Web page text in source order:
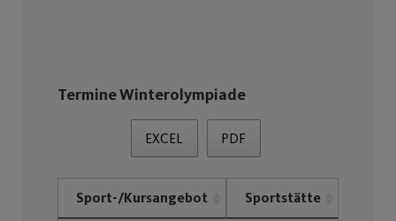
Termine Winterolympiade
EXCEL PDF
Sport-/Kursangebot Sportstätte